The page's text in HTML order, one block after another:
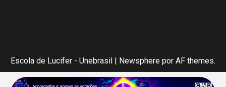
Escola de Lucifer - Unebrasil | Newsphere por AF themes.